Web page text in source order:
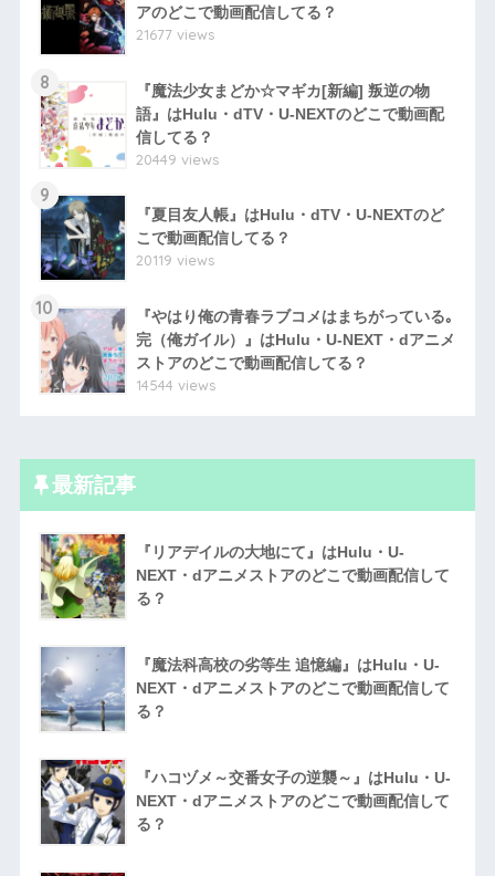
アのどこで動画配信してる？
21677 views
8
『魔法少女まどか☆マギカ[新編] 叛逆の物
語』はHulu・dTV・U-NEXTのどこで動画配
信してる？
20449 views
9
『夏目友人帳』はHulu・dTV・U-NEXTのど
こで動画配信してる？
20119 views
10
『やはり俺の青春ラブコメはまちがっている｡
完（俺ガイル）』はHulu・U-NEXT・dアニメ
ストアのどこで動画配信してる？
14544 views
最新記事
『リアデイルの大地にて』はHulu・U-
NEXT・dアニメストアのどこで動画配信して
る？
『魔法科高校の劣等生 追憶編』はHulu・U-
NEXT・dアニメストアのどこで動画配信して
る？
『ハコヅメ～交番女子の逆襲～』はHulu・U-
NEXT・dアニメストアのどこで動画配信して
る？